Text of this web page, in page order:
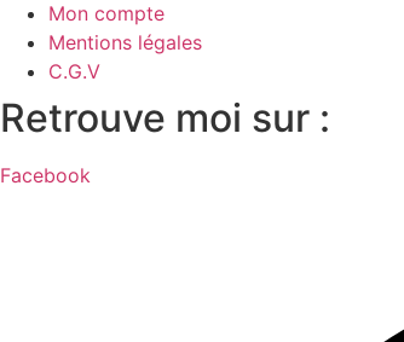
Mon compte
Mentions légales
C.G.V
Retrouve moi sur :
Facebook